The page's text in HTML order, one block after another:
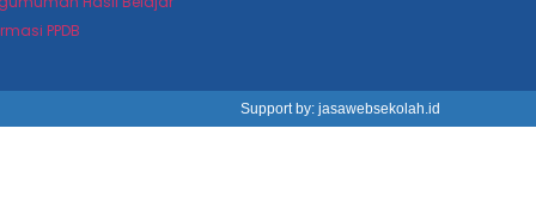
PPDB
Support by: jasawebsekolah.id